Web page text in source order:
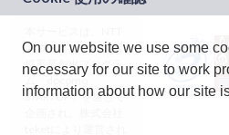
ドコモグループの新
規事業創出プログラ
ム「docomo
STARTUP」を通じて
On our website we use some
necessary for our site to work
information about how our site